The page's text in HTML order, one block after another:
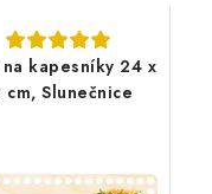
kapesníky 24 x
cm, Slunečnice